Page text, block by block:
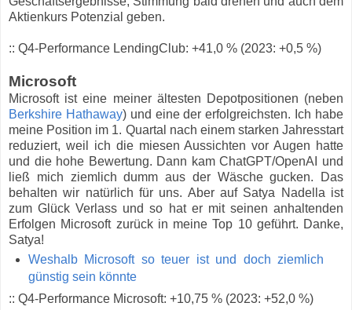
Aktienkurs Potenzial geben.
:: Q4-Performance LendingClub: +41,0 % (2023: +0,5 %)
Microsoft
Microsoft ist eine meiner ältesten Depotpositionen (neben
Berkshire Hathaway) und eine der erfolgreichsten. Ich habe
meine Position im 1. Quartal nach einem starken Jahresstart
reduziert, weil ich die miesen Aussichten vor Augen hatte
und die hohe Bewertung. Dann kam ChatGPT/OpenAI und
ließ mich ziemlich dumm aus der Wäsche gucken. Das
behalten wir natürlich für uns. Aber auf Satya Nadella ist
zum Glück Verlass und so hat er mit seinen anhaltenden
Erfolgen Microsoft zurück in meine Top 10 geführt. Danke,
Satya!
Weshalb Microsoft so teuer ist und doch ziemlich
günstig sein könnte
:: Q4-Performance Microsoft: +10,75 % (2023: +52,0 %)